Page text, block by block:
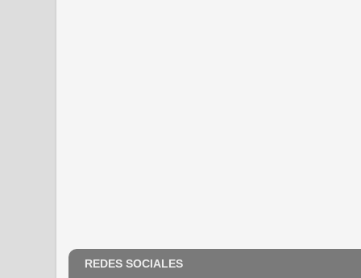
REDES SOCIALES